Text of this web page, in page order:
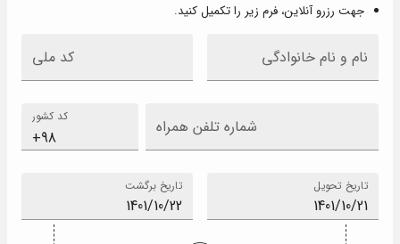
جهت رزرو آنلاین، فرم زیر را تکمیل کنید.
نام و نام خانوادگی کد ملی
کد کشور شماره تلفن همراه
تاریخ تحویل تاریخ برگشت